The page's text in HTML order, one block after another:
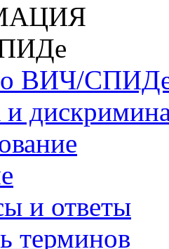
о ВИЧ/
и
и ответы
терминов